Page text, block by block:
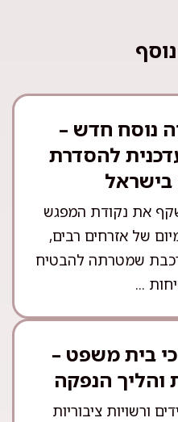
נוסח חדש –
להסדרת
את נקודת המפגש
של אזרחים רבים,
שמטרתה להבטיח
...
בית משפט –
הנפקה
ורשויות ציבוריות